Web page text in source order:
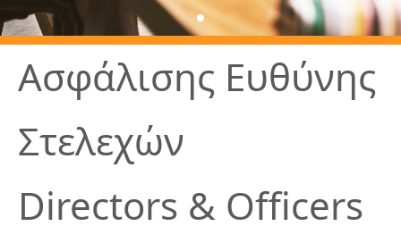
Ασφάλισης Ευθύνης
Στελεχών
Directors & Officers